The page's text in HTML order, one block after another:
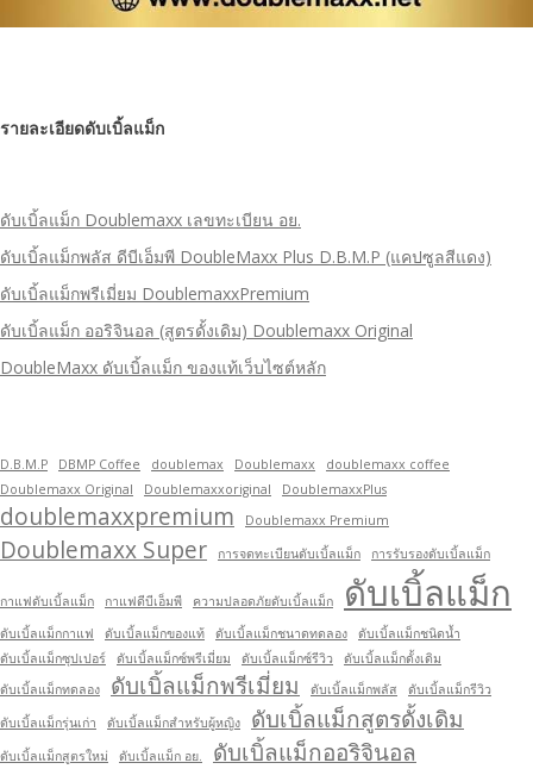
รายละเอียดดับเบิ้ลแม็ก
ดับเบิ้ลแม็ก Doublemaxx เลขทะเบียน อย.
ดับเบิ้ลแม็กพลัส ดีบีเอ็มพี DoubleMaxx Plus D.B.M.P (แคปซูลสีแดง)
ดับเบิ้ลแม็กพรีเมี่ยม DoublemaxxPremium
ดับเบิ้ลแม็ก ออริจินอล (สูตรดั้งเดิม) Doublemaxx Original
DoubleMaxx ดับเบิ้ลแม็ก ของแท้เว็บไซต์หลัก
D.B.M.P DBMP Coffee doublemax Doublemaxx
doublemaxx coffee
Doublemaxx Original
Doublemaxxoriginal DoublemaxxPlus
doublemaxxpremium Doublemaxx Premium
Doublemaxx Super การจดทะเบียนดับเบิ้ลแม็ก การรับรองดับเบิ้ลแม็ก
กาแฟดับเบิ้ลแม็ก กาแฟดีบีเอ็มพี ความปลอดภัยดับเบิ้ลแม็ก ดับเบิ้ลแม็ก
ดับเบิ้ลแม็กกาแฟ ดับเบิ้ลแม็กของแท้ ดับเบิ้ลแม็กชนาดทดลอง
ดับเบิ้ลแม็กชนิดน้ำ
ดับเบิ้ลแม็กซุปเปอร์
ดับเบิ้ลแม็กซ์พรีเมี่ยม ดับเบิ้ลแม็กซ์รีวิว
ดับเบิ้ลแม็กดั้งเดิม
ดับเบิ้ลแม็กทดลอง
ดับเบิ้ลแม็กพรีเมี่ยม ดับเบิ้ลแม็กพลัส
ดับเบิ้ลแม็กรีวิว
ดับเบิ้ลแม็กรุ่นเก่า
ดับเบิ้ลแม็กสำหรับผู้หญิง ดับเบิ้ลแม็กสูตรดั้งเดิม
ดับเบิ้ลแม็กสูตรใหม่ ดับเบิ้ลแม็ก อย. ดับเบิ้ลแม็กออริจินอล